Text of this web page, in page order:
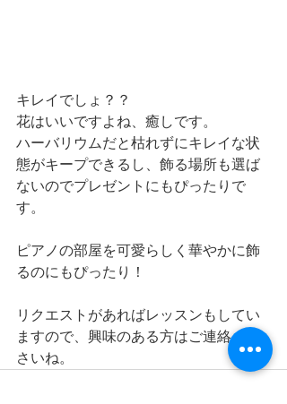
キレイでしょ？？
花はいいですよね、癒しです。
ハーバリウムだと枯れずにキレイな状
態がキープできるし、飾る場所も選ば
ないのでプレゼントにもぴったりで
す。
ピアノの部屋を可愛らしく華やかに飾
るのにもぴったり！
リクエストがあればレッスンもしてい
ますので、興味のある方はご連絡くだ
さいね。